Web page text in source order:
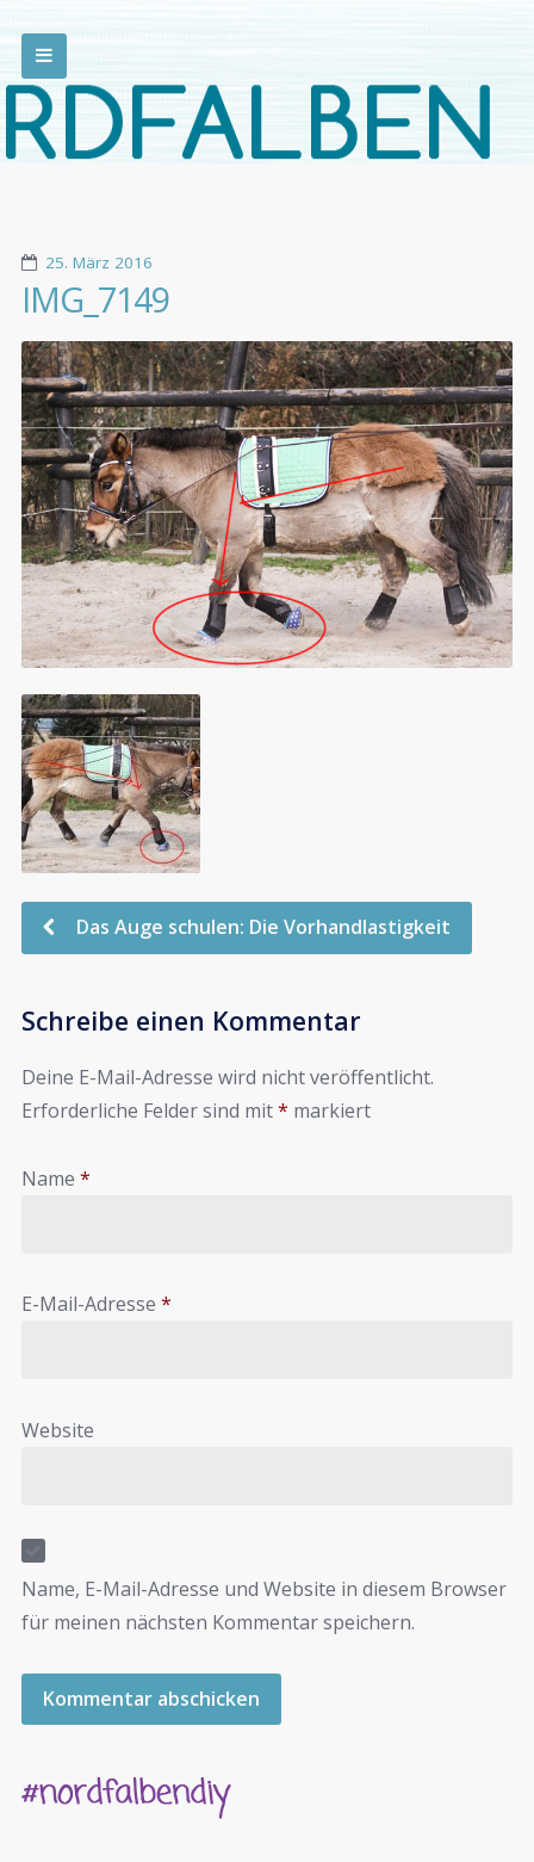
25. März 2016
IMG_7149
Das Auge schulen: Die Vorhandlastigkeit
Schreibe einen Kommentar
Deine E-Mail-Adresse wird nicht veröffentlicht.
Erforderliche Felder sind mit* markiert
Name *
E-Mail-Adresse *
Website
Name, E-Mail-Adresse und Website in diesem Browser
für meinen nächsten Kommentar speichern.